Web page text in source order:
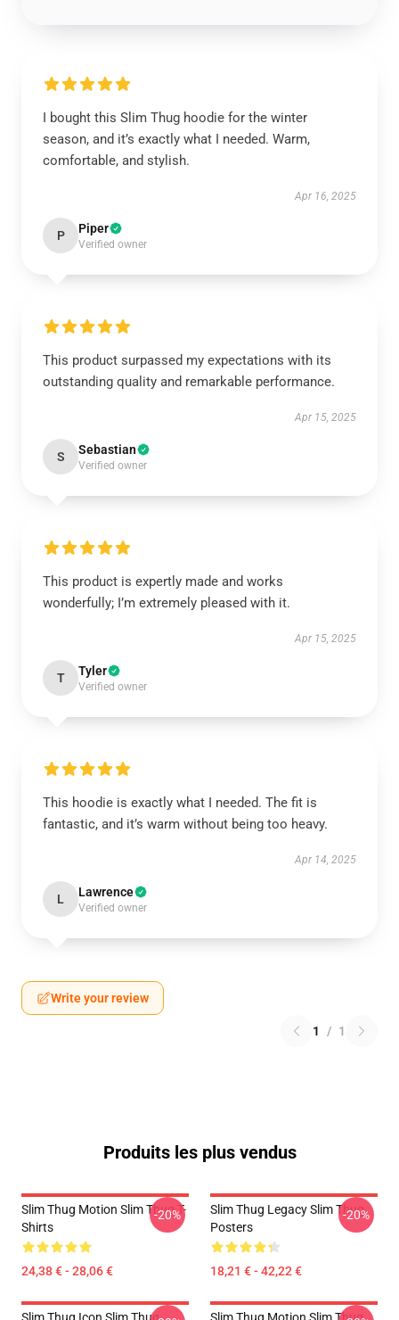
I bought this Slim Thug hoodie for the winter
season, and it’s exactly what I needed. Warm,
comfortable, and stylish.
Apr 16, 2025
P Piper
Verified owner
This product surpassed my expectations with its
outstanding quality and remarkable performance.
Apr 15, 2025
S Sebastian
Verified owner
This product is expertly made and works
wonderfully; I’m extremely pleased with it.
Apr 15, 2025
T Tyler
Verified owner
This hoodie is exactly what I needed. The fit is
fantastic, and it’s warm without being too heavy.
Apr 14, 2025
L Lawrence
Verified owner
Write your review
1 / 1
Produits les plus vendus
Slim Thug Motion Slim Thug T-
Shirts
24,38 € - 28,06 €
-20%
Slim Thug Legacy Slim Thug
Posters
18,21 € - 42,22 €
-20%